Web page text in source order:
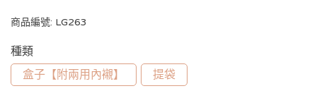
商品編號: LG263
種類
盒子【附兩用內襯】
提袋